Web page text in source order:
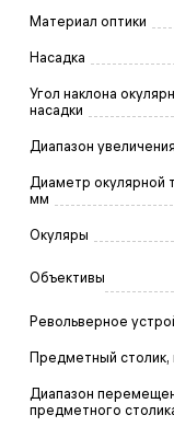
Материал оптики
Насадка
Угол наклона
насадки
Диапазон
Диаметр окулярной
мм
Окуляры
Объективы
Револьверное
Предметный столик,
Диапазон
предметного